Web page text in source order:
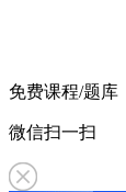
免费课程/题库
微信扫一扫